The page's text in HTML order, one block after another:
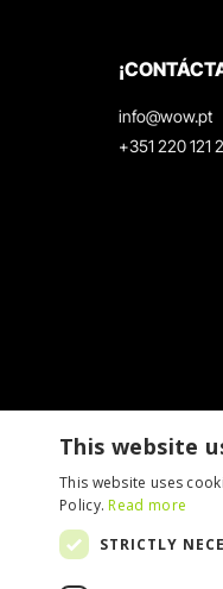
info@wow.pt
+351 220 121
This website
This website uses
Policy. Read more
STRICTLY